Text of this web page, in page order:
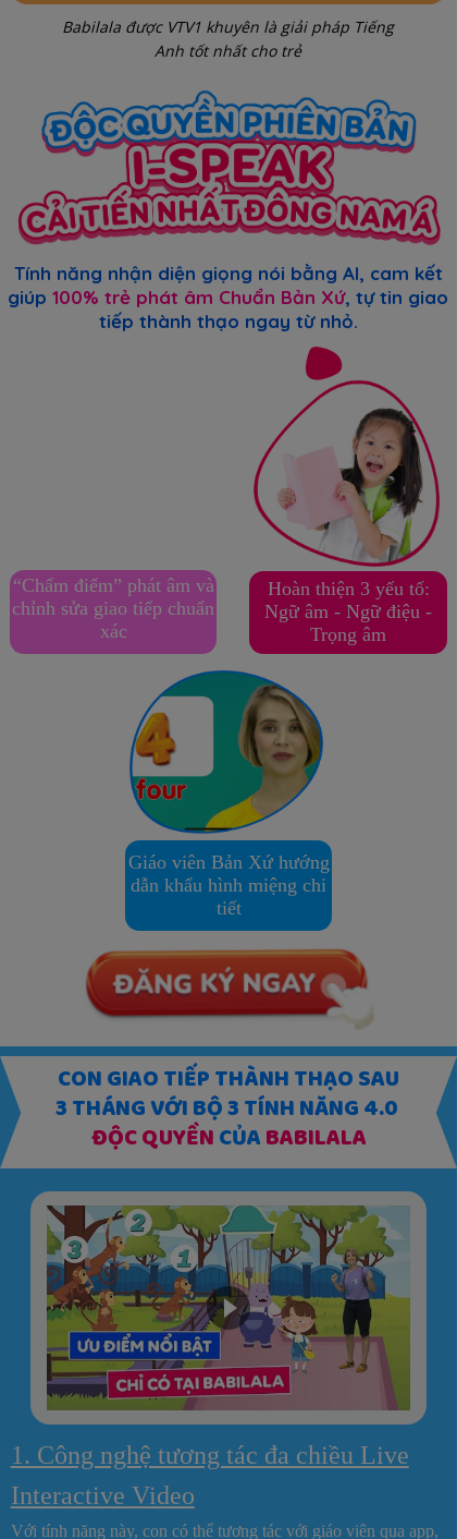
Babilala được VTV1 khuyên là giải pháp Tiếng
Anh tốt nhất cho trẻ
Tính năng nhận diện giọng nói bằng AI, cam kết
giúp100% trẻ phát âm Chuẩn Bản Xứ, tự tin giao
tiếp thành thạo ngay từ nhỏ.
“Chấm điểm” phát âm và
chỉnh sửa giao tiếp chuẩn
xác
Hoàn thiện 3 yếu tố:
Ngữ âm - Ngữ điệu -
Trọng âm
Giáo viên Bản Xứ hướng
dẫn khẩu hình miệng chi
tiết
CON GIAO TIẾP THÀNH THẠO SAU
3 THÁNG VỚI BỘ 3 TÍNH NĂNG 4.0
ĐỘC QUYỀNCỦABABILALA
1. Công nghệ tương tác đa chiều Live
Interactive Video
Với tính năng này, con có thể tương tác với giáo viên qua app,